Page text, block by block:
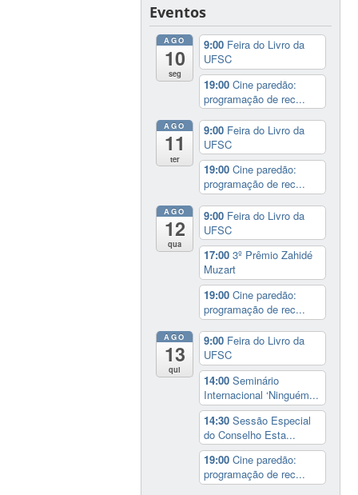
Eventos
AGO
10
seg
9:00 Feira do Livro da
UFSC
19:00Cine paredão:
programação de rec...
AGO
11
ter
9:00 Feira do Livro da
UFSC
19:00Cine paredão:
programação de rec...
AGO
12
qua
9:00 Feira do Livro da
UFSC
17:003º Prêmio Zahidé
Muzart
19:00Cine paredão:
programação de rec...
AGO
13
qui
9:00 Feira do Livro da
UFSC
14:00Seminário
Internacional ‘Ninguém...
14:30Sessão Especial
do Conselho Esta...
19:00Cine paredão:
programação de rec...